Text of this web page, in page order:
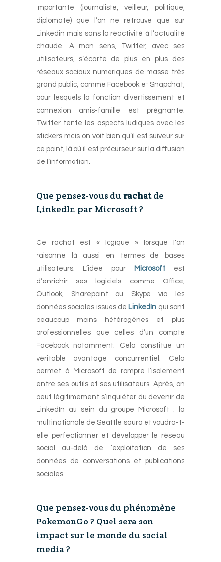
importante (journaliste, veilleur, politique,
diplomate) que l’on ne retrouve que sur
Linkedin mais sans la réactivité à l’actualité
chaude. A mon sens, Twitter, avec ses
utilisateurs, s’écarte de plus en plus des
réseaux sociaux numériques de masse très
grand public, comme Facebook et Snapchat,
pour lesquels la fonction divertissement et
connexion amis-famille est prégnante.
Twitter tente les aspects ludiques avec les
stickers mais on voit bien qu’il est suiveur sur
ce point, là où il est précurseur sur la diffusion
de l’information.
Que pensez-vous du rachatde
LinkedIn par Microsoft ?
Ce rachat est « logique » lorsque l’on
raisonne là aussi en termes de bases
utilisateurs. L’idée pour
Microsoftest
d’enrichir ses logiciels comme Office,
Outlook, Sharepoint ou Skype via les
données sociales issues de LinkedIn qui sont
beaucoup moins hétérogènes et plus
professionnelles que celles d’un compte
Facebook notamment. Cela constitue un
véritable avantage concurrentiel. Cela
permet à Microsoft de rompre l’isolement
entre ses outils et ses utilisateurs. Après, on
peut légitimement s’inquiéter du devenir de
LinkedIn au sein du groupe Microsoft : la
multinationale de Seattle saura et voudra-t-
elle perfectionner et développer le réseau
social au-delà de l’exploitation de ses
données de conversations et publications
sociales.
Que pensez-vous du phénomène
PokemonGo ? Quel sera son
impact sur le monde du social
media ?